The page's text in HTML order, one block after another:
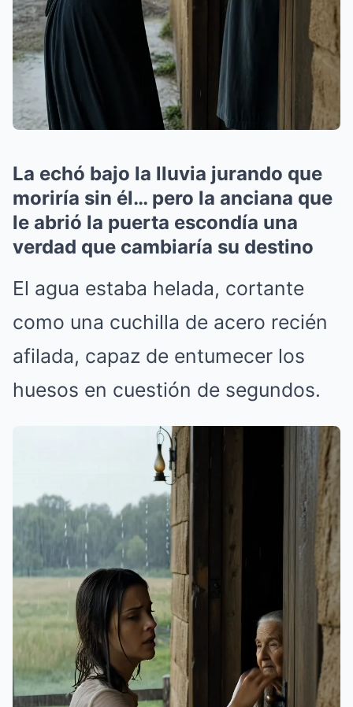
La echó bajo la lluvia jurando que
moriría sin él… pero la anciana que
le abrió la puerta escondía una
verdad que cambiaría su destino
El agua estaba helada, cortante
como una cuchilla de acero recién
afilada, capaz de entumecer los
huesos en cuestión de segundos.